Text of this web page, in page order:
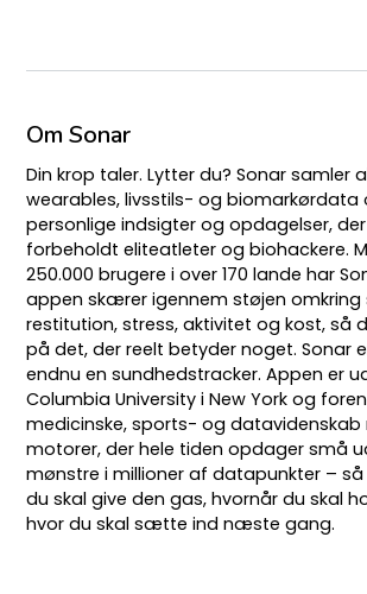
Om Sonar
Din krop taler. Lytter du? Sonar samler
wearables, livsstils- og biomarkørdata
personlige indsigter og opdagelser,
forbeholdt eliteatleter og biohackere.
250.000 brugere i over 170 lande har
appen skærer igennem støjen omkring
restitution, stress, aktivitet og kost, så
på det, der reelt betyder noget. Sonar
endnu en sundhedstracker. Appen er
Columbia University i New York og
medicinske, sports- og datavidenskab
motorer, der hele tiden opdager små
mønstre i millioner af datapunkter –
du skal give den gas, hvornår du skal
hvor du skal sætte ind næste gang.